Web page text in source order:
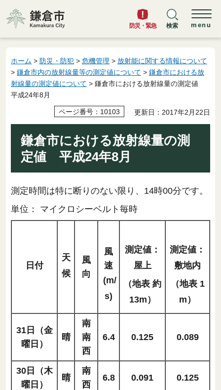
鎌倉市
防災・緊急 検索 menu
ホーム > 防災・防犯 > 危機管理 > 放射能に関する情報について
> 鎌倉市内の放射線量等の測定値について > 鎌倉市における放
射線量の測定値について > 鎌倉市における放射線量の測定値
平成24年8月
ページ番号：10103 更新日：2017年2月22日
鎌倉市における放射線量の測
定値 平成24年8月
測定時間は特に断りのない限り、14時00分です。
単位： マイクロシーベルト毎時
日付
天
候
風
向
風
速
(m/
s)
測定値：
屋上
（地表 約
13m）
測定値：
敷地内
（地表 1
m）
31日（金
曜日）
晴
南
南
西
6.4 0.125 0.089
30日（木
曜日）
晴
南
西
6.8 0.091 0.125